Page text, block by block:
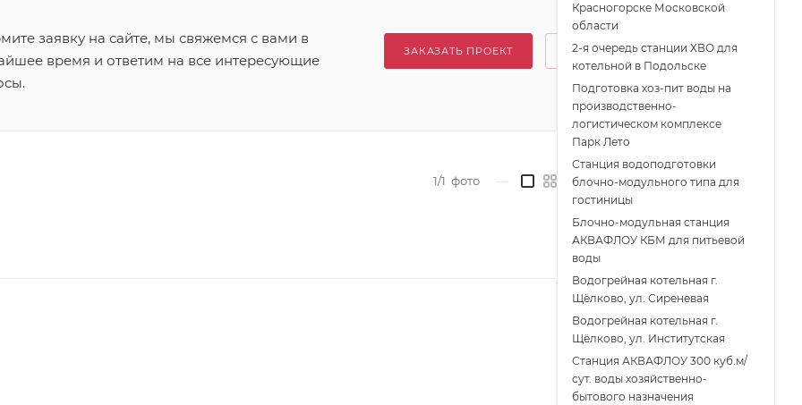
заявку на сайте, мы свяжемся с вами в
время и ответим на все интересующие
ЗАКАЗАТЬ ПРОЕКТ
1/1 фото
Красногорске Московской
области
2-я очередь станции ХВО для
котельной в Подольске
Подготовка хоз-пит воды на
производственно-
логистическом комплексе
Парк Лето
Станция водоподготовки
блочно-модульного типа для
гостиницы
Блочно-модульная станция
АКВАФЛОУ КБМ для питьевой
воды
Водогрейная котельная г.
Щёлково, ул. Сиреневая
Водогрейная котельная г.
Щёлково, ул. Институтская
Станция АКВАФЛОУ 300 куб.м/
сут. воды хозяйственно-
бытового назначения